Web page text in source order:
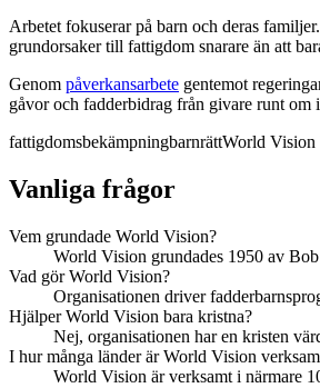
Arbetet fokuserar på barn och deras
grundorsaker till fattigdom snarare än att
Genom påverkansarbete gentemot
gåvor och fadderbidrag från givare runt om
fattigdomsbekämpningbarnrättWorld Vision
Vanliga frågor
Vem grundade World Vision?
World Vision grundades 1950 av
Vad gör World Vision?
Organisationen driver
Hjälper World Vision bara kristna?
Nej, organisationen har en kristen
I hur många länder är World Vision
World Vision är verksamt i närmare